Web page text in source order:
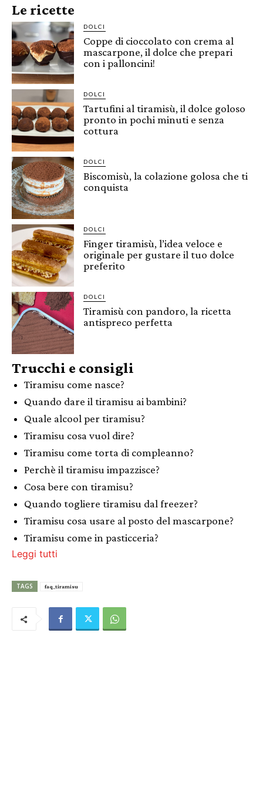
Le ricette
DOLCI
Coppe di cioccolato con crema al
mascarpone, il dolce che prepari
con i palloncini!
DOLCI
Tartufini al tiramisù, il dolce goloso
pronto in pochi minuti e senza
cottura
DOLCI
Biscomisù, la colazione golosa che ti
conquista
DOLCI
Finger tiramisù, l’idea veloce e
originale per gustare il tuo dolce
preferito
DOLCI
Tiramisù con pandoro, la ricetta
antispreco perfetta
Trucchi e consigli
Tiramisu come nasce?
Quando dare il tiramisu ai bambini?
Quale alcool per tiramisu?
Tiramisu cosa vuol dire?
Tiramisu come torta di compleanno?
Perchè il tiramisu impazzisce?
Cosa bere con tiramisu?
Quando togliere tiramisu dal freezer?
Tiramisu cosa usare al posto del mascarpone?
Tiramisu come in pasticceria?
Leggi tutti
TAGS faq_tiramisu